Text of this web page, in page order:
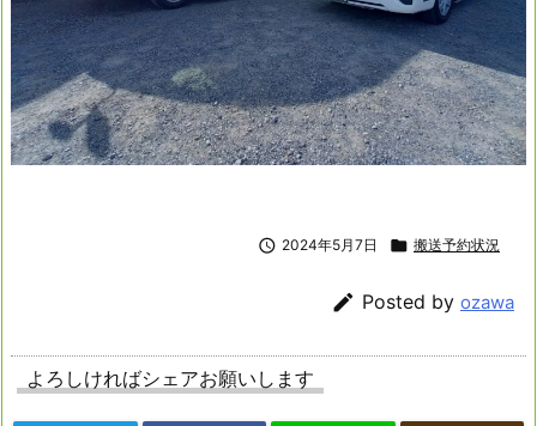
 2024年5月7日  搬送予約状況
 Posted by ozawa
よろしければシェアお願いします